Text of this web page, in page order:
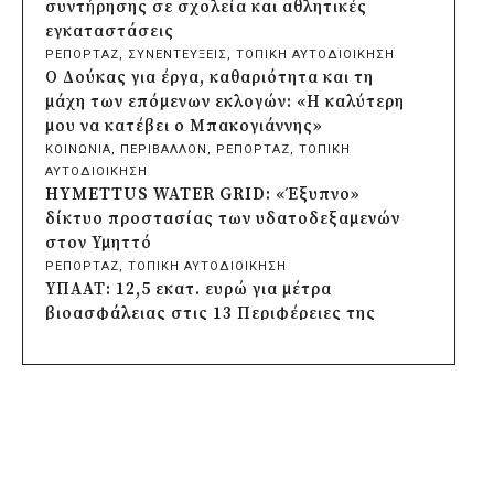
πριν από 21 ώρες
Περιφέρεια Αττικής: Έξι συμπεράσματα
για την ψηφιακή μετάβαση των
επιχειρήσεων
πριν από 21 ώρες
Δήμος Σαρωνικού και ΑΡΧΕΛΩΝ
ενημερώνουν τους λουόμενους για τη
συνύπαρξη με τις θαλάσσιες χελώνες
πριν από μία μέρα
Δήμος Κυθήρων: Απαγόρευση πρόσβασης
στην παραλία Λυκοδήμου για λόγους
ασφαλείας
πριν από μία μέρα
συντήρησης σε σχολεία και αθλητικές
εγκαταστάσεις
ΡΕΠΟΡΤΑΖ, ΣΥΝΕΝΤΕΥΞΕΙΣ, ΤΟΠΙΚΗ ΑΥΤΟΔΙΟΙΚΗΣΗ
Ο Δούκας για έργα, καθαριότητα και τη
μάχη των επόμενων εκλογών: «Η καλύτερη
μου να κατέβει ο Μπακογιάννης»
ΚΟΙΝΩΝΙΑ, ΠΕΡΙΒΑΛΛΟΝ , ΡΕΠΟΡΤΑΖ, ΤΟΠΙΚΗ
ΑΥΤΟΔΙΟΙΚΗΣΗ
HYMETTUS WATER GRID: «Έξυπνο»
δίκτυο προστασίας των υδατοδεξαμενών
στον Υμηττό
ΡΕΠΟΡΤΑΖ, ΤΟΠΙΚΗ ΑΥΤΟΔΙΟΙΚΗΣΗ
ΥΠΑΑΤ: 12,5 εκατ. ευρώ για μέτρα
βιοασφάλειας στις 13 Περιφέρειες της
ΚΟΙΝΩΝΙΑ, ΤΟΠΙΚΗ ΑΥΤΟΔΙΟΙΚΗΣΗ, ΥΠΟΔΟΜΕΣ